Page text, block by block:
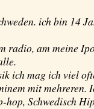
ich bin 14
radio, am meine
ich mag ich viel
mit mehreren.
Schwedisch